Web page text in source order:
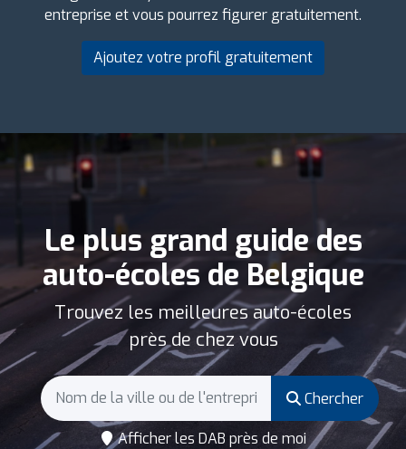
entreprise et vous pourrez figurer gratuitement.
Ajoutez votre profil gratuitement
Le plus grand guide des
auto-écoles de Belgique
Trouvez les meilleures auto-écoles
près de chez vous
Chercher
Afficher les DAB près de moi